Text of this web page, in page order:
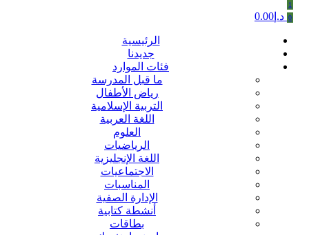
1
0 د.إ 0.00
الرئيسية
جديدنا
فئات الموارد
ما قبل المدرسة
رياض الأطفال
التربية الإسلامية
اللغة العربية
العلوم
الرياضيات
اللغة الإنجليزية
الاجتماعيات
المناسبات
الإدارة الصفية
أنشطة كتابية
بطاقات